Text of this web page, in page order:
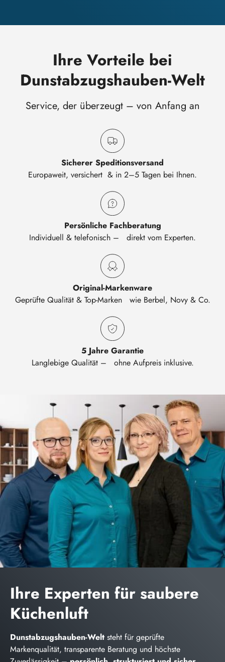
Ihre Vorteile bei
Dunstabzugshauben-Welt
Service, der überzeugt – von Anfang an
Sicherer Speditionsversand
Europaweit, versichert & in 2–5 Tagen bei Ihnen.
Persönliche Fachberatung
Individuell & telefonisch – direkt vom Experten.
Original-Markenware
Geprüfte Qualität & Top-Marken wie Berbel, Novy & Co.
5 Jahre Garantie
Langlebige Qualität – ohne Aufpreis inklusive.
Ihre Experten für saubere
Küchenluft
Dunstabzugshauben-Welt steht für geprüfte
Markenqualität, transparente Beratung und höchste